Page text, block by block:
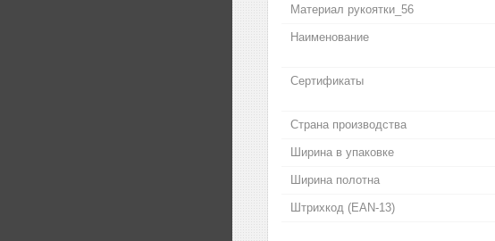
Материал рукоятки_56
Наименование
Сертификаты
Страна производства
Ширина в упаковке
Ширина полотна
Штрихкод (EAN-13)